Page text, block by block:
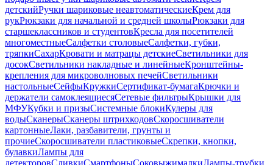
детскийРучки шариковые неавтоматическиеКрем для
рукРюкзаки для начальной и средней школыРюкзаки для
старшеклассников и студентовКресла для посетителей
многоместныеСалфетки столовыеСалфетки, губки,
тряпкиСахарКровати и матрацы детскиеСветильники для
досокСветильники накладные и линейныеКронштейны-
крепления для микроволновых печейСветильники
настольныеСейфыКружкиСертификат-бумагаКрючки и
держатели самоклеящиесяСетевые фильтрыКрышки для
МФУКубки и призыСистемные блокиКулеры для
водыСканерыСканеры штрихкодовСкоросшиватели
картонныеЛаки, разбавители, грунты и
прочиеСкоросшиватели пластиковыеСкрепки, кнопки,
булавкиЛампы для
детекторовСливкиСмартфоныСоковыжималкиЛампы-трубки